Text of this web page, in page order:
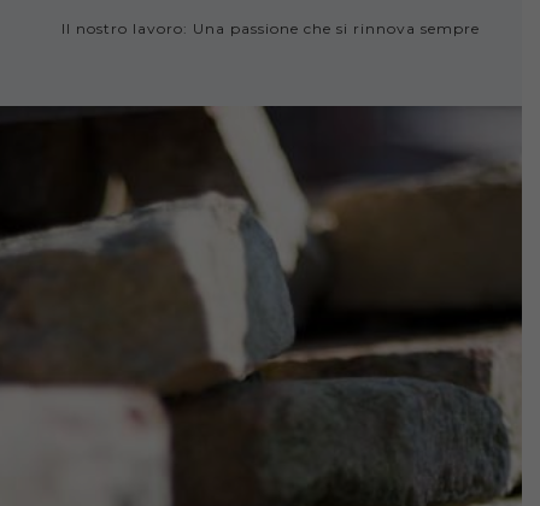
Il nostro lavoro: Una passione che si rinnova sempre